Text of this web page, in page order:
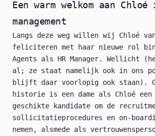
Een warm welkom aan
management
Langs deze weg willen wij Chloé
feliciteren met haar nieuwe rol
Agents als HR Manager. Wellicht
al; ze staat namelijk ook in ons
blijft daar voorlopig ook staan).
historie is een dame als Chloé
geschikte kandidate om de
sollicitatieprocedures en on-
nemen, alsmede als